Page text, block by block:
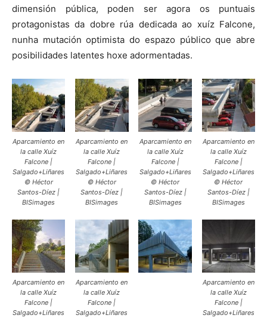
dimensión pública, poden ser agora os puntuais
protagonistas da dobre rúa dedicada ao xuíz Falcone,
nunha mutación optimista do espazo público que abre
posibilidades latentes hoxe adormentadas.
Aparcamiento en
la calle Xuíz
Falcone |
Salgado+Liñares
© Héctor
Santos-Díez |
BISimages
Aparcamiento en
la calle Xuíz
Falcone |
Salgado+Liñares
© Héctor
Santos-Díez |
BISimages
Aparcamiento en
la calle Xuíz
Falcone |
Salgado+Liñares
© Héctor
Santos-Díez |
BISimages
Aparcamiento en
la calle Xuíz
Falcone |
Salgado+Liñares
© Héctor
Santos-Díez |
BISimages
Aparcamiento en
la calle Xuíz
Falcone |
Salgado+Liñares
Aparcamiento en
la calle Xuíz
Falcone |
Salgado+Liñares
Aparcamiento en
la calle Xuíz
Falcone |
Salgado+Liñares